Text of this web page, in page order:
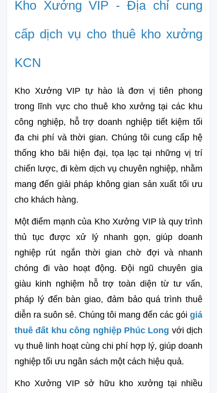
Kho Xưởng VIP - Địa chỉ cung
cấp dịch vụ cho thuê kho xưởng
KCN
Kho Xưởng VIP tự hào là đơn vị tiên phong
trong lĩnh vực cho thuê kho xưởng tại các khu
công nghiệp, hỗ trợ doanh nghiệp tiết kiệm tối
đa chi phí và thời gian. Chúng tôi cung cấp hệ
thống kho bãi hiện đại, tọa lạc tại những vị trí
chiến lược, đi kèm dịch vụ chuyên nghiệp, nhằm
mang đến giải pháp không gian sản xuất tối ưu
cho khách hàng.
Một điểm mạnh của Kho Xưởng VIP là quy trình
thủ tục được xử lý nhanh gọn, giúp doanh
nghiệp rút ngắn thời gian chờ đợi và nhanh
chóng đi vào hoạt động. Đội ngũ chuyên gia
giàu kinh nghiệm hỗ trợ toàn diện từ tư vấn,
pháp lý đến bàn giao, đảm bảo quá trình thuê
diễn ra suôn sẻ. Chúng tôi mang đến các gói giá
thuê đất khu công nghiệp Phúc Long với dịch
vụ thuê linh hoạt cùng chi phí hợp lý, giúp doanh
nghiệp tối ưu ngân sách một cách hiệu quả.
Kho Xưởng VIP sở hữu kho xưởng tại nhiều